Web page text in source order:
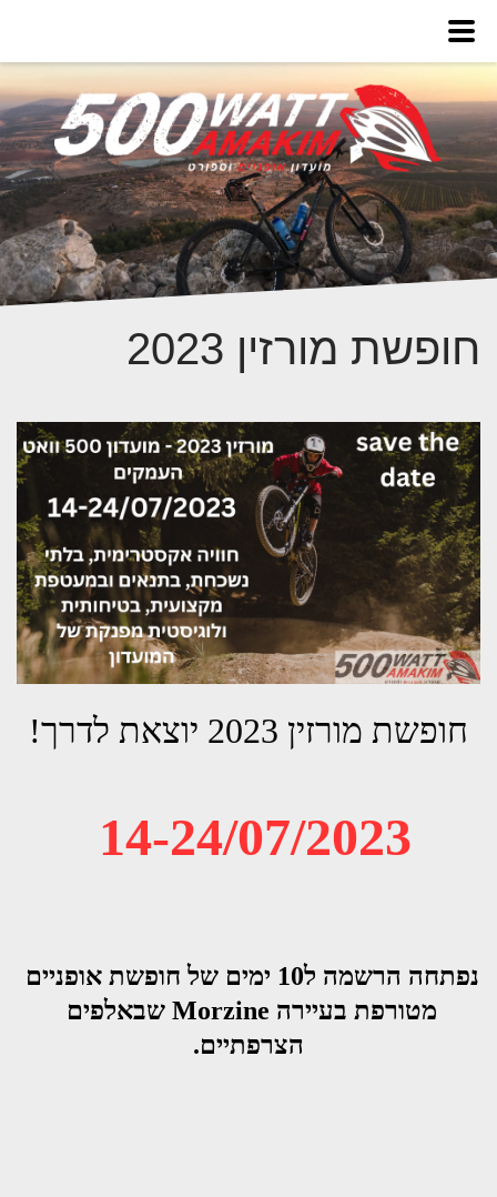
חופשת מורזין 2023
חופשת מורזין 2023 יוצאת לדרך!
14-24/07/2023
הצרפתיים.